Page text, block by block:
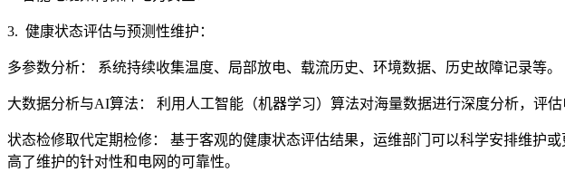
3. 健康状态评估与预测性维护：
多参数分析： 系统持续收集温度、局部放电、载流历史、环境数据、历史故障记录等。
大数据分析与AI算法： 利用人工智能（机器学习）算法对海量数据进行深度分析，评
状态检修取代定期检修： 基于客观的健康状态评估结果，运维部门可以科学安排维护
高了维护的针对性和电网的可靠性。